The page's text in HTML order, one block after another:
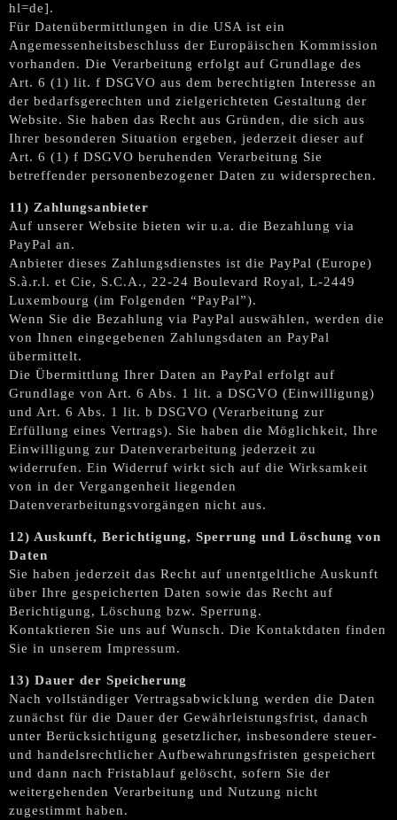
hl=de].
Für Datenübermittlungen in die USA ist ein
Angemessenheitsbeschluss der Europäischen Kommission
vorhanden. Die Verarbeitung erfolgt auf Grundlage des
Art. 6 (1) lit. f DSGVO aus dem berechtigten Interesse an
der bedarfsgerechten und zielgerichteten Gestaltung der
Website. Sie haben das Recht aus Gründen, die sich aus
Ihrer besonderen Situation ergeben, jederzeit dieser auf
Art. 6 (1) f DSGVO beruhenden Verarbeitung Sie
betreffender personenbezogener Daten zu widersprechen.
11) Zahlungsanbieter
Auf unserer Website bieten wir u.a. die Bezahlung via
PayPal an.
Anbieter dieses Zahlungsdienstes ist die PayPal (Europe)
S.à.r.l. et Cie, S.C.A., 22-24 Boulevard Royal, L-2449
Luxembourg (im Folgenden “PayPal”).
Wenn Sie die Bezahlung via PayPal auswählen, werden die
von Ihnen eingegebenen Zahlungsdaten an PayPal
übermittelt.
Die Übermittlung Ihrer Daten an PayPal erfolgt auf
Grundlage von Art. 6 Abs. 1 lit. a DSGVO (Einwilligung)
und Art. 6 Abs. 1 lit. b DSGVO (Verarbeitung zur
Erfüllung eines Vertrags). Sie haben die Möglichkeit, Ihre
Einwilligung zur Datenverarbeitung jederzeit zu
widerrufen. Ein Widerruf wirkt sich auf die Wirksamkeit
von in der Vergangenheit liegenden
Datenverarbeitungsvorgängen nicht aus.
12) Auskunft, Berichtigung, Sperrung und Löschung von
Daten
Sie haben jederzeit das Recht auf unentgeltliche Auskunft
über Ihre gespeicherten Daten sowie das Recht auf
Berichtigung, Löschung bzw. Sperrung.
Kontaktieren Sie uns auf Wunsch. Die Kontaktdaten finden
Sie in unserem Impressum.
13) Dauer der Speicherung
Nach vollständiger Vertragsabwicklung werden die Daten
zunächst für die Dauer der Gewährleistungsfrist, danach
unter Berücksichtigung gesetzlicher, insbesondere steuer-
und handelsrechtlicher Aufbewahrungsfristen gespeichert
und dann nach Fristablauf gelöscht, sofern Sie der
weitergehenden Verarbeitung und Nutzung nicht
zugestimmt haben.